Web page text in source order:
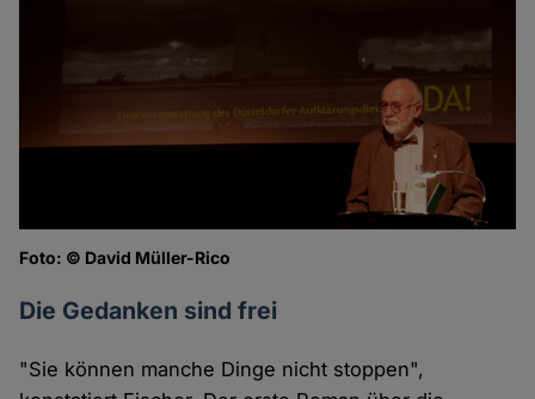
Foto: © David Müller-Rico
Die Gedanken sind frei
"Sie können manche Dinge nicht stoppen",